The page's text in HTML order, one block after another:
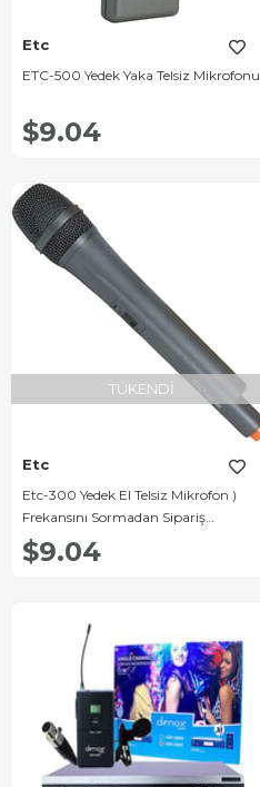
Etc
ETC-500 Yedek Yaka Telsiz Mikrofonu
$9.04
TÜKENDI
Etc
Etc-300 Yedek El Telsiz Mikrofon )
Frekansını Sormadan Sipariş
Yazmayın]
$9.04